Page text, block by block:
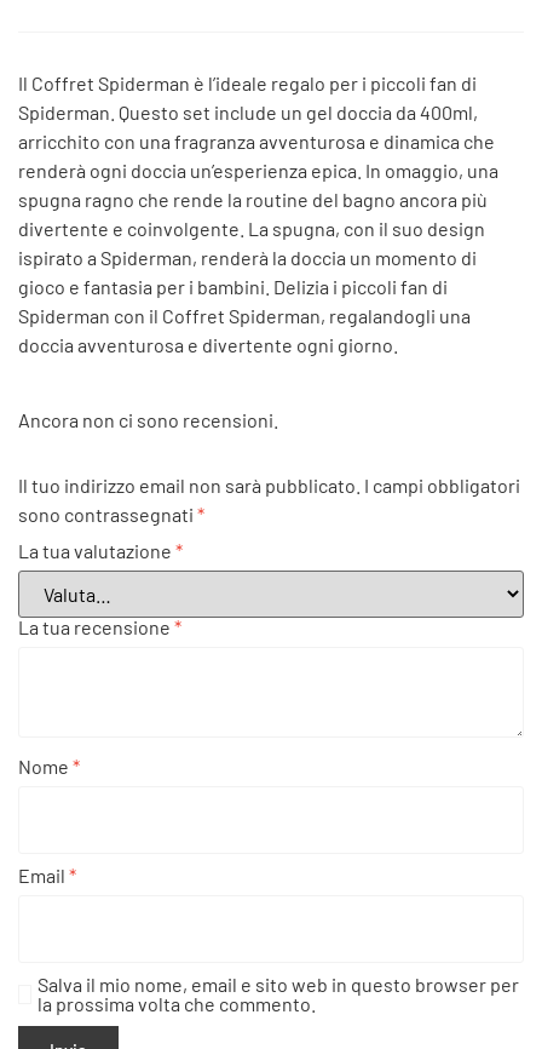
Il Coffret Spiderman è l’ideale regalo per i piccoli fan di
Spiderman. Questo set include un gel doccia da 400ml,
arricchito con una fragranza avventurosa e dinamica che
renderà ogni doccia un’esperienza epica. In omaggio, una
spugna ragno che rende la routine del bagno ancora più
divertente e coinvolgente. La spugna, con il suo design
ispirato a Spiderman, renderà la doccia un momento di
gioco e fantasia per i bambini. Delizia i piccoli fan di
Spiderman con il Coffret Spiderman, regalandogli una
doccia avventurosa e divertente ogni giorno.
Ancora non ci sono recensioni.
Il tuo indirizzo email non sarà pubblicato. I campi obbligatori
sono contrassegnati *
La tua valutazione *
La tua recensione *
Nome *
Email *
Salva il mio nome, email e sito web in questo browser per
la prossima volta che commento.